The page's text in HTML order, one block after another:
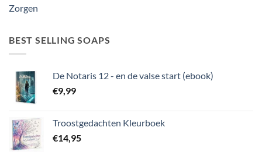
Zorgen
BEST SELLING SOAPS
De Notaris 12 - en de valse start (ebook)
€9,99
Troostgedachten Kleurboek
€14,95